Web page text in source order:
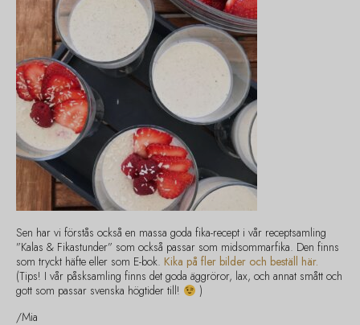
Sen har vi förstås också en massa goda fika-recept i vår receptsamling
”Kalas & Fikastunder” som också passar som midsommarfika. Den finns
som tryckt häfte eller som E-bok. Kika på fler bilder och beställ här.
(Tips! I vår påsksamling finns det goda äggröror, lax, och annat smått och
gott som passar svenska högtider till!
)
/Mia